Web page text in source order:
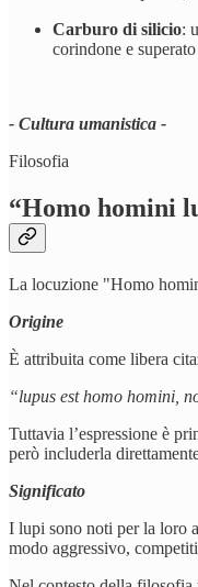
Carburo di silicio:
corindone e
- Cultura umanistica -
Filosofia
“Homo homini
La locuzione "Homo
Origine
È attribuita come libera
“lupus est homo homini,
Tuttavia l’espressione è
però includerla
Significato
I lupi sono noti per la loro
modo aggressivo,